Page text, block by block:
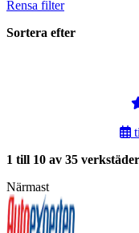
Rensa filter
Sortera efter
1 till 10 av 35 verkstäder
Närmast